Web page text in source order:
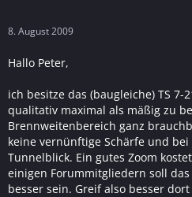
8. August 2009
Hallo Peter,
ich besitze das (baugleiche) TS 7-
qualitativ maximal als mäßig zu
Brennweitenbereich ganz
keine vernünftige Schärfe und
Tunnelblick. Ein gutes Zoom
einigen Forummitgliedern soll
besser sein. Greif also besser dort